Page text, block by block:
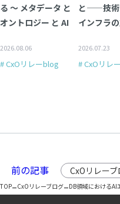
る 〜 メタデータ と
オントロジー と AI
2026.08.06
# CxOリレーblog
と——技術
インフラ
2026.07.23
# CxOリレ
前の記事 CxOリレー
TOP–CxOリレーブログ–DB領域におけるAI